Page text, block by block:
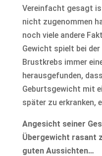
Vereinfacht gesagt
nicht zugenommen
noch viele andere
Gewicht spielt bei
Brustkrebs immer
herausgefunden,
Geburtsgewicht mit
später zu erkranken,
Angesicht seiner
Übergewicht rasant
guten Aussichten…